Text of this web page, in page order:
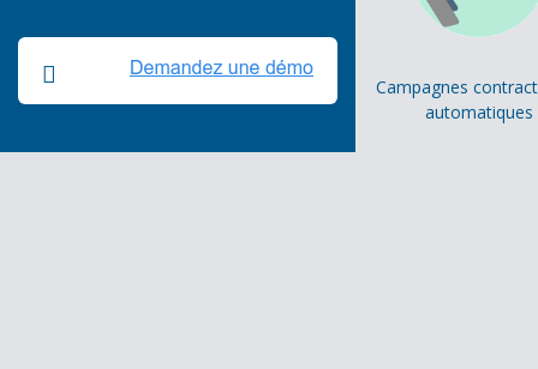
Campagnes
automatiques